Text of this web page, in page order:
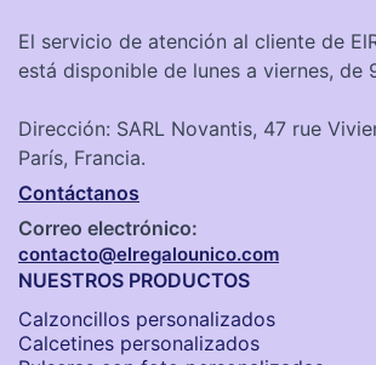
El servicio de atención al cliente de
está disponible de lunes a viernes, de
Dirección: SARL Novantis, 47 rue
París, Francia.
Contáctanos
Correo electrónico:
contacto@elregalounico.com
NUESTROS PRODUCTOS
Calzoncillos personalizados​
Calcetines personalizados